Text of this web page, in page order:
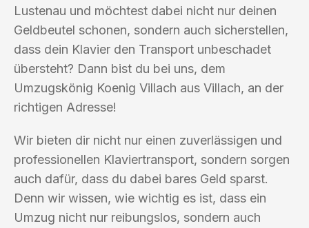
Lustenau und möchtest dabei nicht nur deinen
Geldbeutel schonen, sondern auch sicherstellen,
dass dein Klavier den Transport unbeschadet
übersteht? Dann bist du bei uns, dem
Umzugskönig Koenig Villach aus Villach, an der
richtigen Adresse!
Wir bieten dir nicht nur einen zuverlässigen und
professionellen Klaviertransport, sondern sorgen
auch dafür, dass du dabei bares Geld sparst.
Denn wir wissen, wie wichtig es ist, dass ein
Umzug nicht nur reibungslos, sondern auch